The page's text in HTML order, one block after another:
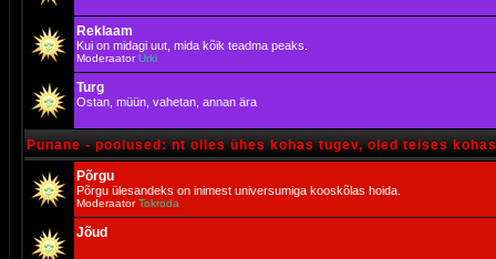
Reklaam
Kui on midagi uut, mida kõik teadma peaks.
ModeraatorUrki
Turg
Ostan, müün, vahetan, annan ära
Punane - poolused: nt olles ühes kohas tugev, oled teises
Põrgu
Põrgu ülesandeks on inimest universumiga kooskõlas hoida.
ModeraatorTokroda
Jõud